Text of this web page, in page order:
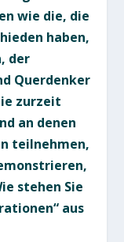
wie die, die
haben,
der
Querdenker
zurzeit
an denen
teilnehmen,
stehen Sie
aus